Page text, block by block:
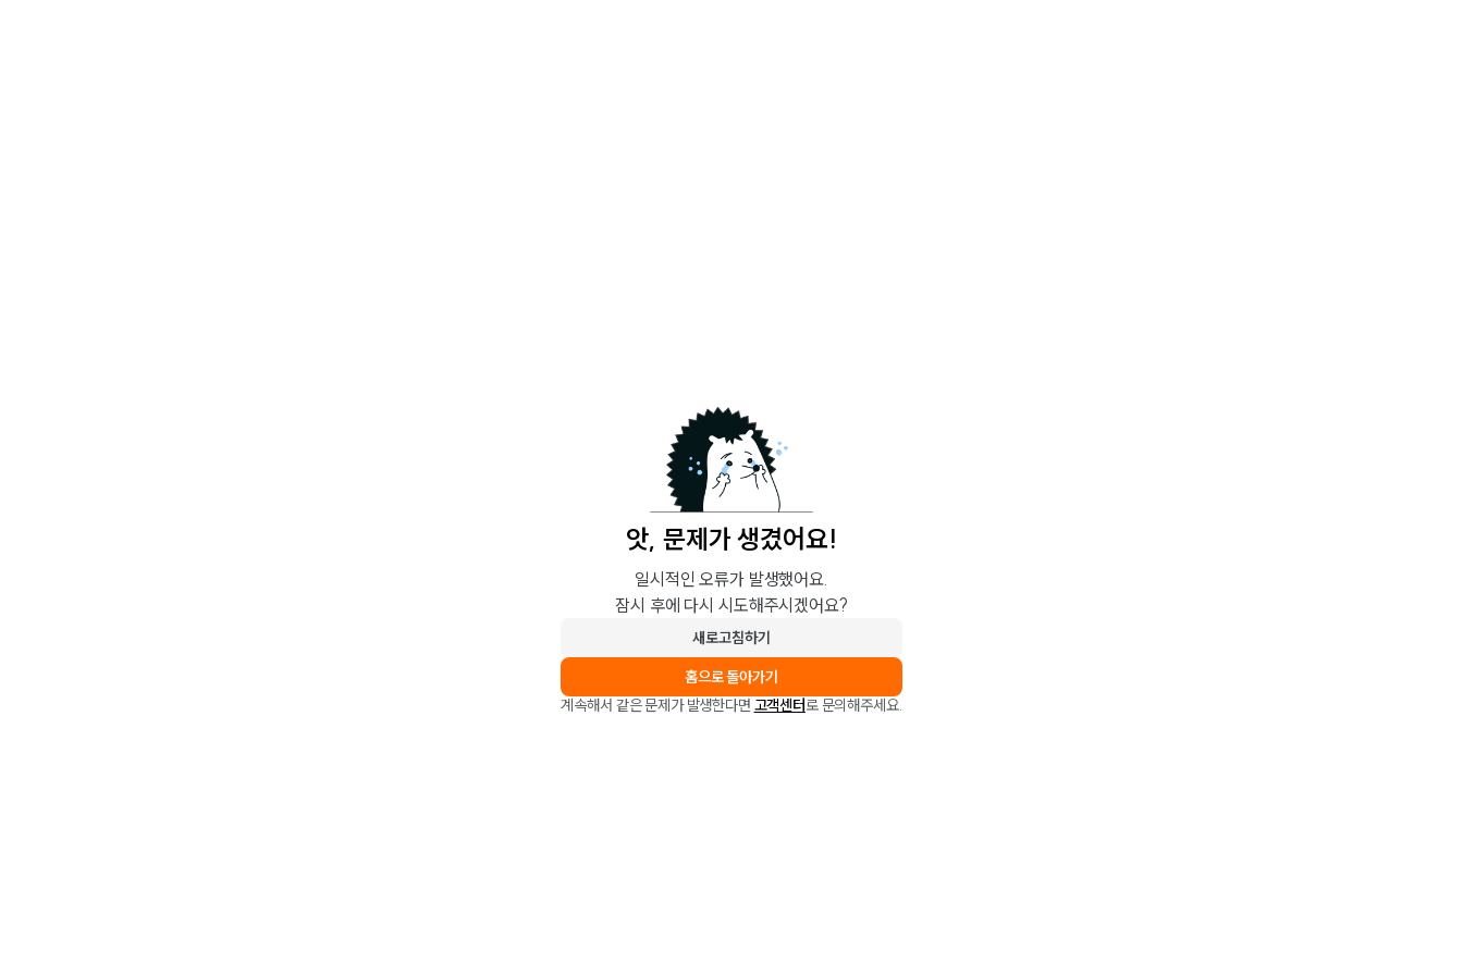
앗, 문제가 생겼어요!
일시적인 오류가 발생했어요.
잠시 후에 다시 시도해주시겠어요?
새로고침하기
홈으로 돌아가기
계속해서 같은 문제가 발생한다면 고객센터로 문의해주세요.